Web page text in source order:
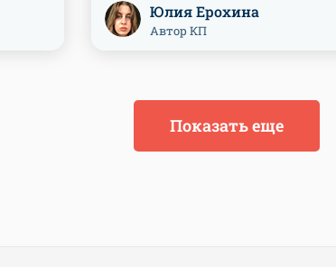
Юлия Ерохина
Автор КП
Показать еще